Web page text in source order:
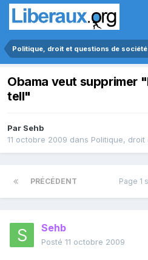
Politique, droit et questions de société
Obama veut supprimer
tell"
Par Sehb
11 octobre 2009 dans Politique,
PRÉCÉDENT Page 1
Sehb
Posté 11 octobre 2009